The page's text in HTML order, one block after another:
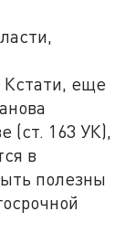
Кстати, еще
(ст. 163 УК),
в
полезны